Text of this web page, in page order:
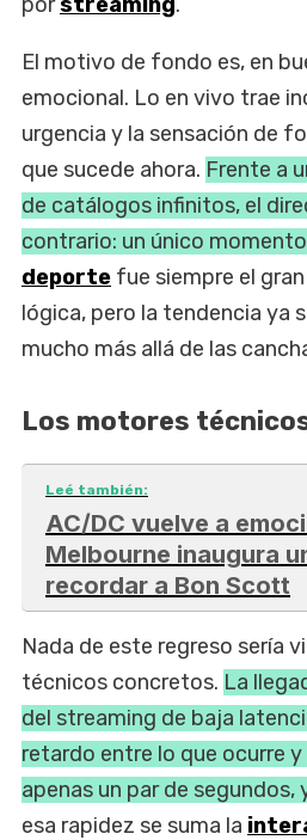
El motivo de fondo es, en
emocional. Lo en vivo trae
urgencia y la sensación de
que sucede ahora. Frente a
de catálogos infinitos, el
contrario: un único
deporte fue siempre el
lógica, pero la tendencia ya
mucho más allá de las
Los motores
Leé también:
AC/DC vuelve a
Melbourne inaugura
recordar a Bon Scott
Nada de este regreso sería
técnicos concretos. La
del streaming de baja
retardo entre lo que ocurre y
apenas un par de segundos,
esa rapidez se suma la